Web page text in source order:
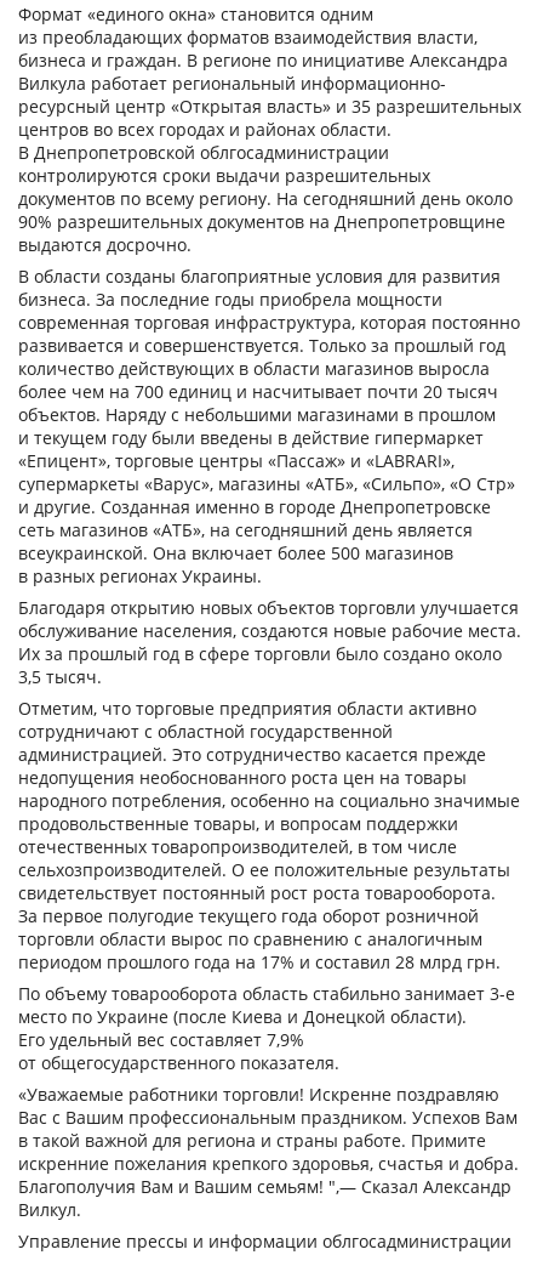
Формат «единого окна» становится одним
из преобладающих форматов взаимодействия власти,
бизнеса и граждан. В регионе по инициативе Александра
Вилкула работает региональный информационно-
ресурсный центр «Открытая власть» и 35 разрешительных
центров во всех городах и районах области.
В Днепропетровской облгосадминистрации
контролируются сроки выдачи разрешительных
документов по всему региону. На сегодняшний день около
90% разрешительных документов на Днепропетровщине
выдаются досрочно.
В области созданы благоприятные условия для развития
бизнеса. За последние годы приобрела мощности
современная торговая инфраструктура, которая постоянно
развивается и совершенствуется. Только за прошлый год
количество действующих в области магазинов выросла
более чем на 700 единиц и насчитывает почти 20 тысяч
объектов. Наряду с небольшими магазинами в прошлом
и текущем году были введены в действие гипермаркет
«Епицент», торговые центры «Пассаж» и «LABRARI»,
супермаркеты «Варус», магазины «АТБ», «Сильпо», «О Стр»
и другие. Созданная именно в городе Днепропетровске
сеть магазинов «АТБ», на сегодняшний день является
всеукраинской. Она включает более 500 магазинов
в разных регионах Украины.
Благодаря открытию новых объектов торговли улучшается
обслуживание населения, создаются новые рабочие места.
Их за прошлый год в сфере торговли было создано около
3,5 тысяч.
Отметим, что торговые предприятия области активно
сотрудничают с областной государственной
администрацией. Это сотрудничество касается прежде
недопущения необоснованного роста цен на товары
народного потребления, особенно на социально значимые
продовольственные товары, и вопросам поддержки
отечественных товаропроизводителей, в том числе
сельхозпроизводителей. О ее положительные результаты
свидетельствует постоянный рост роста товарооборота.
За первое полугодие текущего года оборот розничной
торговли области вырос по сравнению с аналогичным
периодом прошлого года на 17% и составил 28 млрд грн.
По объему товарооборота область стабильно занимает 3-е
место по Украине (после Киева и Донецкой области).
Его удельный вес составляет 7,9%
от общегосударственного показателя.
«Уважаемые работники торговли! Искренне поздравляю
Вас с Вашим профессиональным праздником. Успехов Вам
в такой важной для региона и страны работе. Примите
искренние пожелания крепкого здоровья, счастья и добра.
Благополучия Вам и Вашим семьям! ",— Сказал Александр
Вилкул.
Управление прессы и информации облгосадминистрации